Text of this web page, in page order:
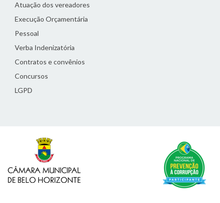
Atuação dos vereadores
Execução Orçamentária
Pessoal
Verba Indenizatória
Contratos e convênios
Concursos
LGPD